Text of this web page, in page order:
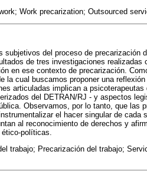
Work precarization; Outsourced
del proceso de precarización
de tres investigaciones
en ese contexto de precarización.
la cual buscamos proponer una
articuladas implican a
del DETRAN/RJ - y aspectos
Observamos, por lo tanto, que las
el hacer singular de cada
al reconocimiento de derechos y
políticas.
trabajo; Precarización del trabajo;